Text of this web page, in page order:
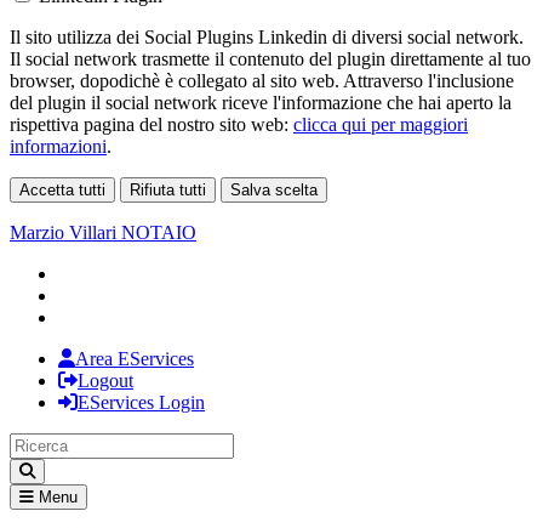
Il sito utilizza dei Social Plugins Linkedin di diversi social network.
Il social network trasmette il contenuto del plugin direttamente al tuo
browser, dopodichè è collegato al sito web. Attraverso l'inclusione
del plugin il social network riceve l'informazione che hai aperto la
rispettiva pagina del nostro sito web: clicca qui per maggiori
informazioni.
Accetta tutti Rifiuta tutti Salva scelta
Marzio Villari NOTAIO
Area EServices
Logout
EServices Login
Menu